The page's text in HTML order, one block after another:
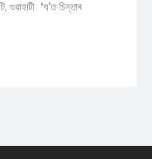
গুৱাহাটী "য’ত চিন্তাৰ